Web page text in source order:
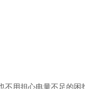
用担心电量不足的